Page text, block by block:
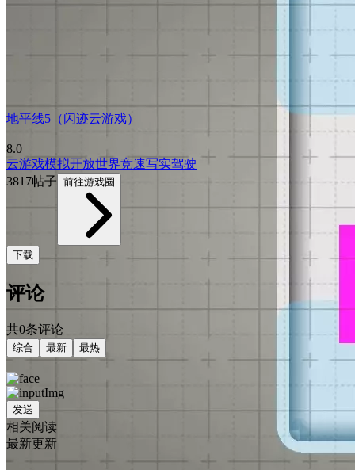
地平线5（闪迹云游戏）
8.0
云游戏模拟开放世界竞速写实驾驶
3817帖子 前往游戏圈
下载
评论
共0条评论
综合 最新 最热
发送
相关阅读
最新更新